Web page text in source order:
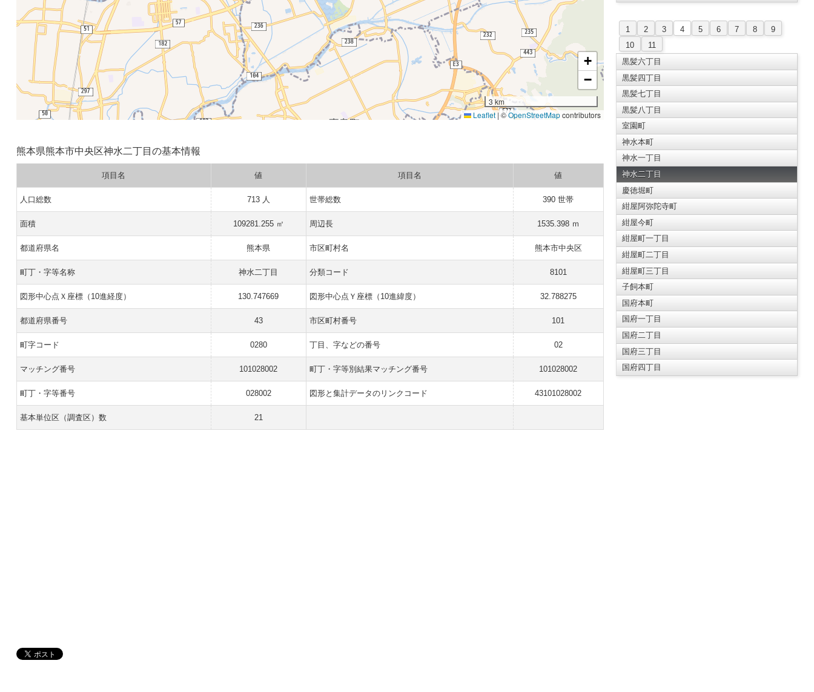
+
−
3 km
Leaflet |©OpenStreetMapcontributors
熊本県熊本市中央区神水二丁目の基本情報
項目名 値 項目名 値
人口総数 713 人 世帯総数 390 世帯
面積 109281.255 ㎡ 周辺長 1535.398 ｍ
都道府県名 熊本県 市区町村名 熊本市中央区
町丁・字等名称 神水二丁目 分類コード 8101
図形中心点Ｘ座標（10進経度） 130.747669 図形中心点Ｙ座標（10進緯度） 32.788275
都道府県番号 43 市区町村番号 101
町字コード 0280 丁目、字などの番号 02
マッチング番号 101028002 町丁・字等別結果マッチング番号 101028002
町丁・字等番号 028002 図形と集計データのリンクコード 43101028002
基本単位区（調査区）数 21
1 2 3 4 5 6 7 8
9
10
11
黒髪六丁目
黒髪四丁目
黒髪七丁目
黒髪八丁目
室園町
神水本町
神水一丁目
神水二丁目
慶徳堀町
紺屋阿弥陀寺町
紺屋今町
紺屋町一丁目
紺屋町二丁目
紺屋町三丁目
子飼本町
国府本町
国府一丁目
国府二丁目
国府三丁目
国府四丁目